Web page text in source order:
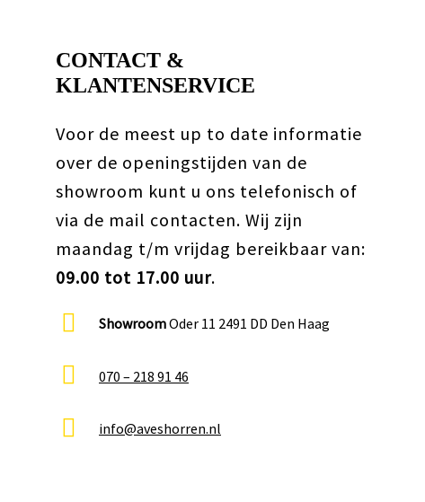
CONTACT &
KLANTENSERVICE
Voor de meest up to date informatie
over de openingstijden van de
showroom kunt u ons telefonisch of
via de mail contacten. Wij zijn
maandag t/m vrijdag bereikbaar van:
09.00 tot 17.00 uur.
ShowroomOder 11 2491 DD Den Haag
070 – 218 91 46
info@aveshorren.nl